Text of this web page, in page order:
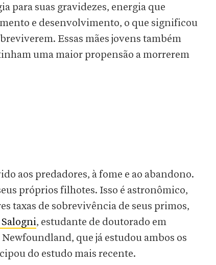
para suas gravidezes, energia que
e desenvolvimento, o que significou
Essas mães jovens também
uma maior propensão a morrerem
aos predadores, à fome e ao abandono.
próprios filhotes. Isso é astronômico,
taxas de sobrevivência de seus primos,
, estudante de doutorado em
que já estudou ambos os
do estudo mais recente.